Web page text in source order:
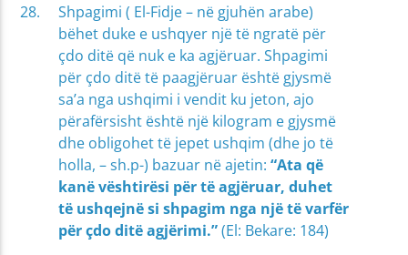
Shpagimi ( El-Fidje – në gjuhën arabe)
bëhet duke e ushqyer një të ngratë për
çdo ditë që nuk e ka agjëruar. Shpagimi
për çdo ditë të paagjëruar është gjysmë
sa’a nga ushqimi i vendit ku jeton, ajo
përafërsisht është një kilogram e gjysmë
dhe obligohet të jepet ushqim (dhe jo të
holla, – sh.p-) bazuar në ajetin:“Ata që
kanë vështirësi për të agjëruar, duhet
të ushqejnë si shpagim nga një të varfër
për çdo ditë agjërimi.”(El: Bekare: 184)